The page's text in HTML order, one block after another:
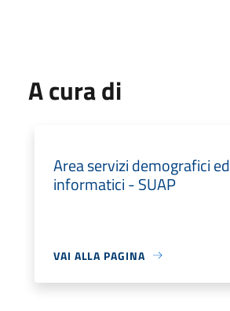
A cura di
Area servizi demografici ed
informatici - SUAP
VAI ALLA PAGINA